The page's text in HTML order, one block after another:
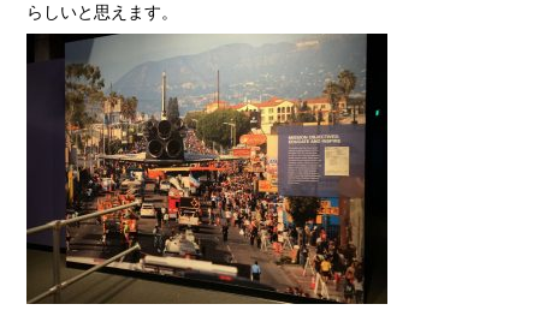
らしいと思えます。